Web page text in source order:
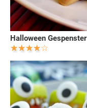
Halloween Gespenster